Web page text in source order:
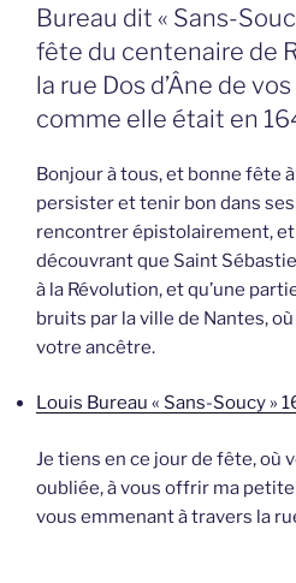
Bureau dit « Sans-
fête du centenaire de
la rue Dos d’Âne de
comme elle était en
Bonjour à tous, et bonne fête
persister et tenir bon dans ses
rencontrer épistolairement,
découvrant que Saint
à la Révolution, et qu’une
bruits par la ville de Nantes,
votre ancêtre.
Louis Bureau « Sans-Soucy »
Je tiens en ce jour de fête, où
oubliée, à vous offrir ma
vous emmenant à travers la